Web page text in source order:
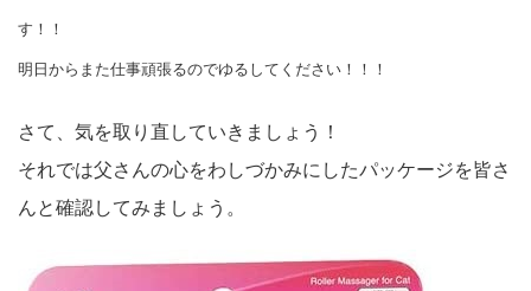
す！！
明日からまた仕事頑張るのでゆるしてください！！！
さて、気を取り直していきましょう！
それでは父さんの心をわしづかみにしたパッケージを皆さ
んと確認してみましょう。